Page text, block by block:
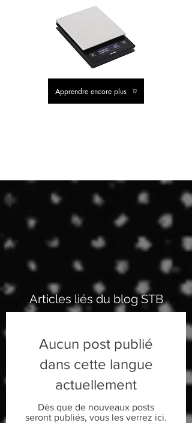
Apprendre encore plus
Articles liés du blog STB
Aucun post publié
dans cette langue
actuellement
Dès que de nouveaux posts
seront publiés, vous les verrez ici.